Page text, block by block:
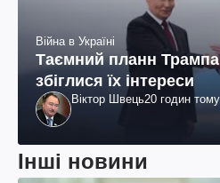
Війна в Україні
Таємний планн Трампа
збіглися їх інтереси
Віктор Швець20 годин тому
Інші новини